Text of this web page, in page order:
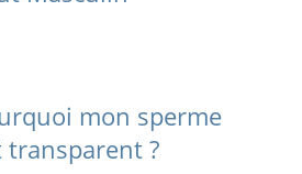
mon sperme
transparent ?